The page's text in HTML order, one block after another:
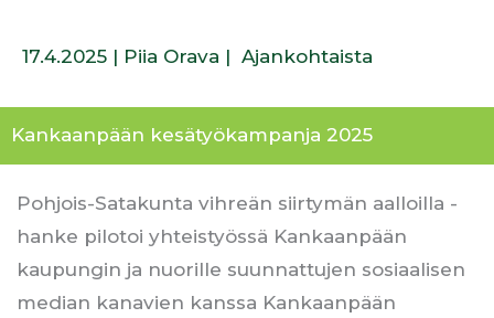
17.4.2025 | Piia Orava | Ajankohtaista
Kankaanpään kesätyökampanja 2025
Pohjois-Satakunta vihreän siirtymän aalloilla -
hanke pilotoi yhteistyössä Kankaanpään
kaupungin ja nuorille suunnattujen sosiaalisen
median kanavien kanssa Kankaanpään